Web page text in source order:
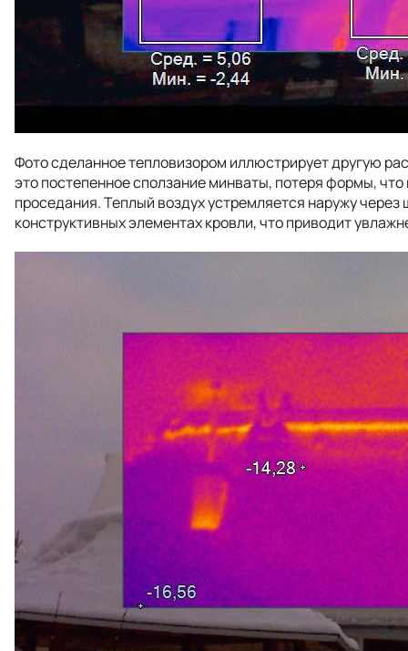
Фото сделанное тепловизором иллюстрирует другую
это постепенное сползание минваты, потеря формы,
проседания. Теплый воздух устремляется наружу
конструктивных элементах кровли, что приводит